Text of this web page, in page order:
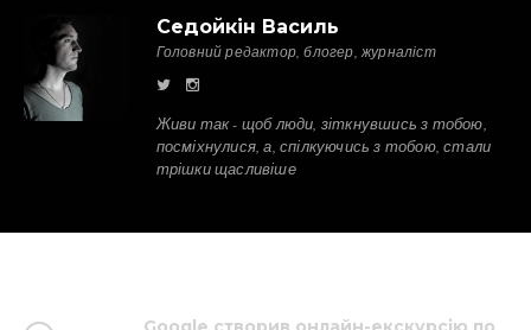
Седойкін Василь
Головний редактор, блогер, журналіст
Живи так - щоб люди, зіткнувшись з тобою,
посміхнулися, а, спілкуючись з тобою, стали
трішки щасливіше